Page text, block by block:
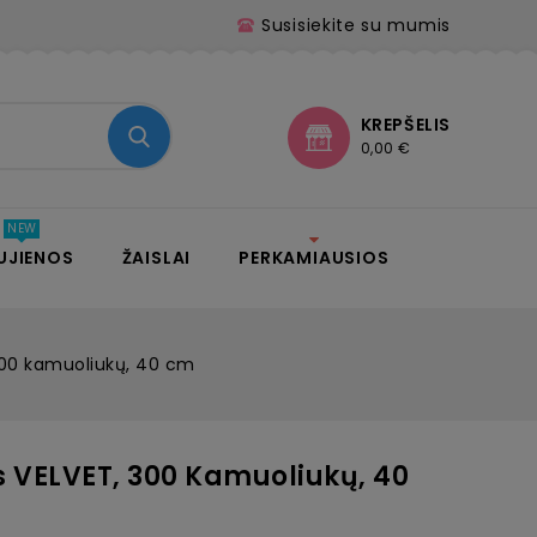
Susisiekite su mumis
KREPŠELIS
0,00 €
ŽAISLAI PERKAMIAUSIOS
kamuoliukų, 40 cm
300 Kamuoliukų, 40